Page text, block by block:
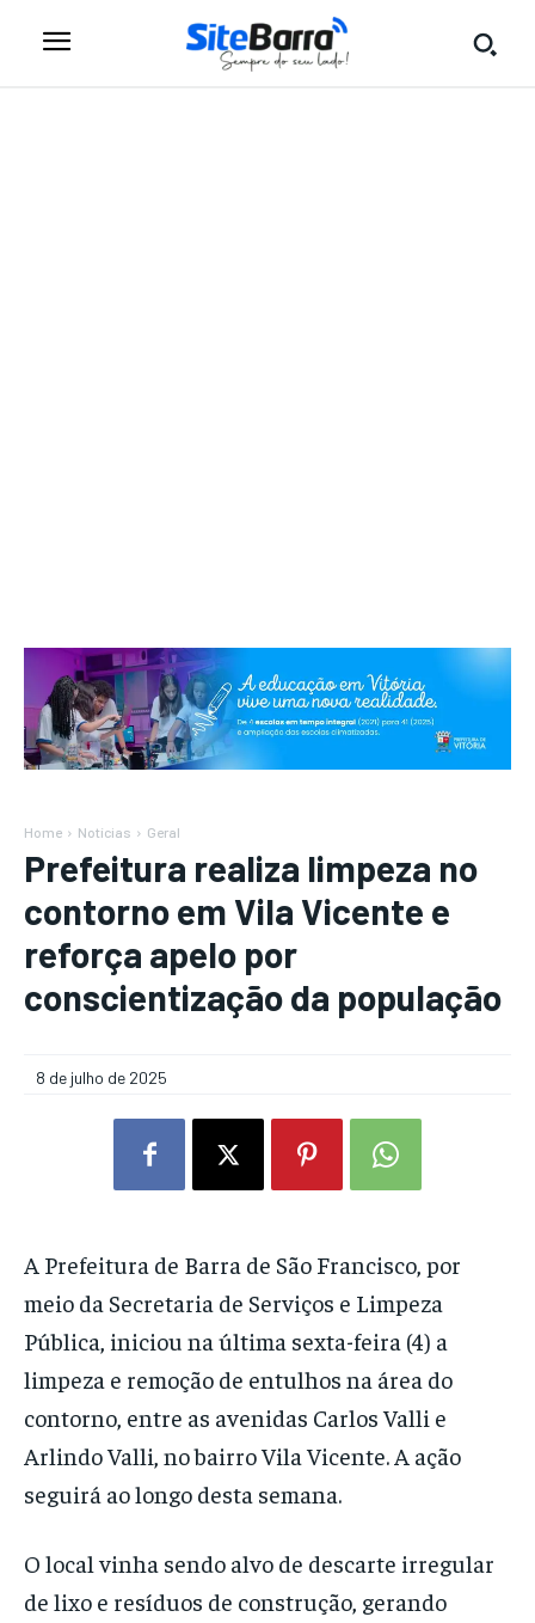
Home Notícias Geral
Prefeitura realiza limpeza no
contorno em Vila Vicente e
reforça apelo por
conscientização da população
8 de julho de 2025
A Prefeitura de Barra de São Francisco, por
meio da Secretaria de Serviços e Limpeza
Pública, iniciou na última sexta-feira (4) a
limpeza e remoção de entulhos na área do
contorno, entre as avenidas Carlos Valli e
Arlindo Valli, no bairro Vila Vicente. A ação
seguirá ao longo desta semana.
O local vinha sendo alvo de descarte irregular
de lixo e resíduos de construção, gerando